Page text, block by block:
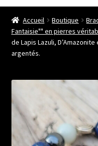
Les philosophales
L’atelier
Boutique
Ils me font confiance !
Accueil Boutique
Fantaisie"" en pierres
de Lapis Lazuli,
argentés.